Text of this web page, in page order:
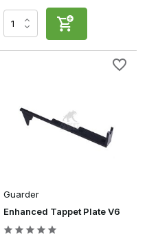
Guarder
Enhanced Tappet Plate V6